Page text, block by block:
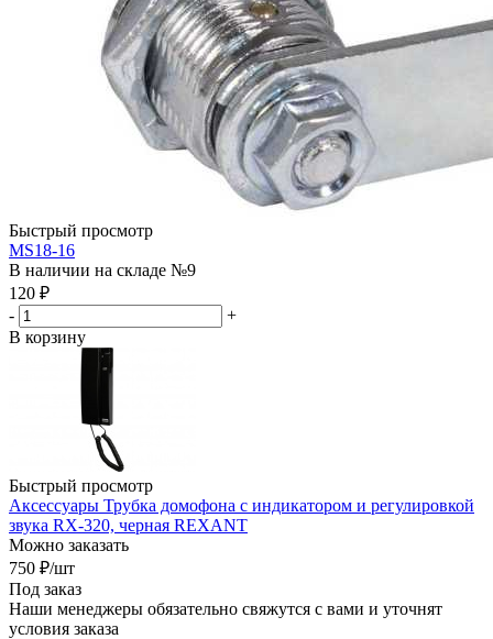
Быстрый просмотр
MS18-16
В наличии на складе №9
120 ₽
-
+
В корзину
Быстрый просмотр
Аксессуары Трубка домофона с индикатором и регулировкой
звука RX-320, черная REXANT
Можно заказать
750 ₽/шт
Под заказ
Наши менеджеры обязательно свяжутся с вами и уточнят
условия заказа